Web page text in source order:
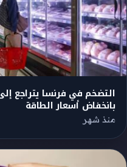
بانخفاض أسعار الطاقة
منذ شهر